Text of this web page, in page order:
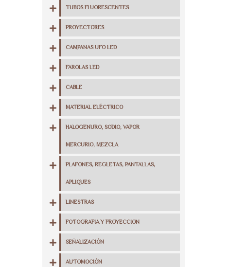
TUBOS FLUORESCENTES
PROYECTORES
CAMPANAS UFO LED
FAROLAS LED
CABLE
MATERIAL ELÉCTRICO
HALOGENURO, SODIO, VAPOR
MERCURIO, MEZCLA
PLAFONES, REGLETAS, PANTALLAS,
APLIQUES
LINESTRAS
FOTOGRAFIA Y PROYECCION
SEÑALIZACIÓN
AUTOMOCIÓN